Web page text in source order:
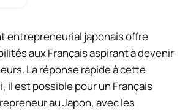
entrepreneurial japonais offre
aux Français aspirant à devenir
La réponse rapide à cette
il est possible pour un Français
au Japon, avec les